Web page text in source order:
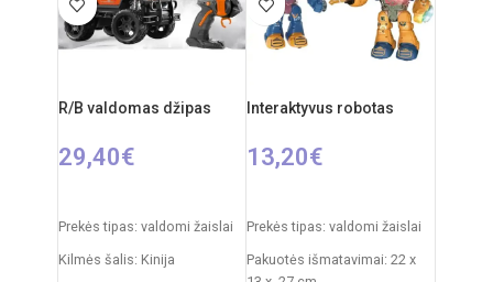
metų
R/B valdomas džipas
29,40€
Prekės tipas: valdomi žaislai
Kilmės šalis: Kinija
Interaktyvus robotas
13,20€
Prekės tipas: valdomi žaislai
Pakuotės išmatavimai: 22 x